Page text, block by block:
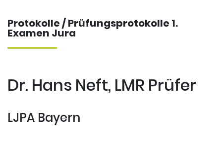
Protokolle / Prüfungsprotokolle 1.
Examen Jura
Dr. Hans Neft, LMR Prüfer
LJPA Bayern